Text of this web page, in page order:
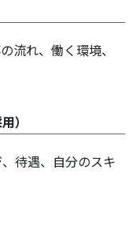
流れ、働く環境、
）
待遇、自分のスキ